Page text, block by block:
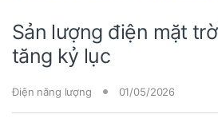
Sản lượng điện mặt
tăng kỷ lục
Điện năng lượng 01/05/2026